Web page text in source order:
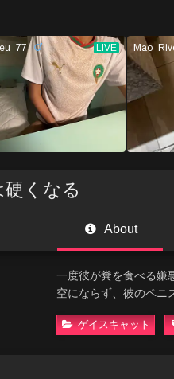
くなる
About
一度彼が糞を食べる嫌
空にならず、彼のペニ
ゲイスキャット